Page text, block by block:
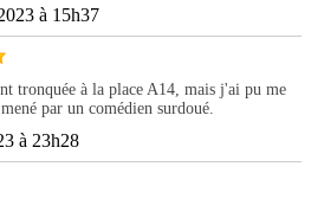
à 15h37
tronquée à la place A14, mais j'ai pu me
par un comédien surdoué.
à 23h28